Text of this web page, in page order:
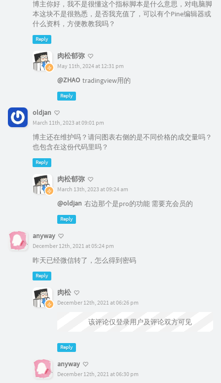
博主你好，我不是很懂这个指标脚本是什么意思，对电脑脚
本这块不是很熟悉，是否我充值了，可以有个Pine编辑器或
什么资料，方便教教我吗？
Reply
肉松郁弥
May 11th, 2024 at 12:31 pm
@ZHAO tradingview用的
Reply
oldjan
March 11th, 2023 at 09:01 pm
博主还在维护吗？请问图表右侧的是不同价格的成交量吗？
也包含在这份代码里吗？
Reply
肉松郁弥
March 13th, 2023 at 09:24 am
@oldjan 右边那个是pro的功能 需要充会员的
Reply
anyway
December 12th, 2021 at 05:24 pm
昨天已经微信转了，怎么得到密码
Reply
肉松
December 12th, 2021 at 06:26 pm
该评论仅登录用户及评论双方可见
Reply
anyway
December 12th, 2021 at 06:30 pm